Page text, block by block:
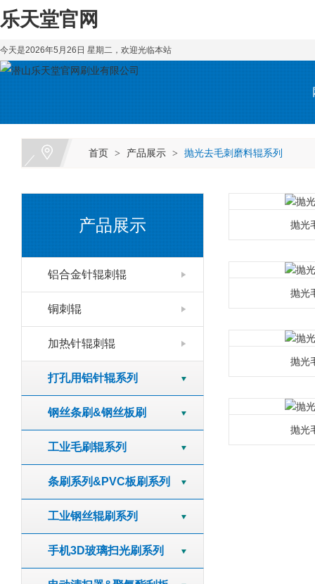
乐天堂官网
今天是2026年5月26日 星期二，欢迎光临本站
首页 > 产品展示 > 抛光去毛刺磨料辊系列
产品展示
铝合金针辊刺辊
铜刺辊
加热针辊刺辊
打孔用铝针辊系列
钢丝条刷&钢丝板刷
工业毛刷辊系列
条刷系列&PVC板刷系列
工业钢丝辊刷系列
手机3D玻璃扫光刷系列
抛光
抛光
抛光
抛光